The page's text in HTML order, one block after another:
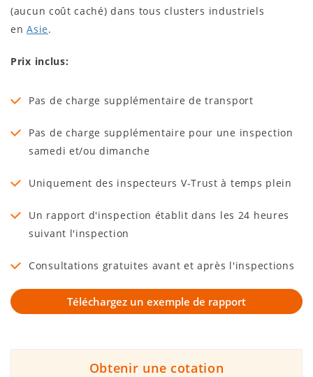
(aucun coût caché) dans tous clusters industriels
enAsie.
Prix inclus:
Pas de charge supplémentaire de transport
Pas de charge supplémentaire pour une inspection
samedi et/ou dimanche
Uniquement des inspecteurs V-Trust à temps plein
Un rapport d'inspection établit dans les 24 heures
suivant l'inspection
Consultations gratuites avant et après l'inspections
Obtenir une cotation